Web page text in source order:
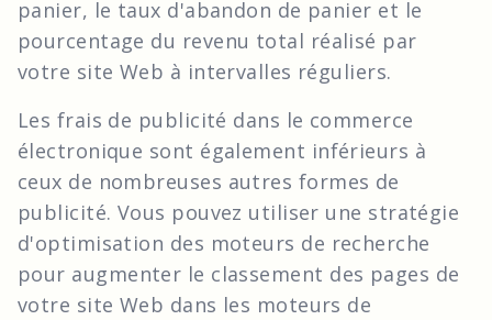
panier, le taux d'abandon de panier et le
pourcentage du revenu total réalisé par
votre site Web à intervalles réguliers.
Les frais de publicité dans le commerce
électronique sont également inférieurs à
ceux de nombreuses autres formes de
publicité. Vous pouvez utiliser une stratégie
d'optimisation des moteurs de recherche
pour augmenter le classement des pages de
votre site Web dans les moteurs de